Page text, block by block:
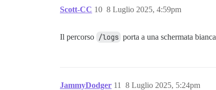
Scott-CC 8 Luglio 2025, 4:59pm
10
Il percorso /logs porta a una schermata bianca
JammyDodger 8 Luglio 2025, 5:24pm
11